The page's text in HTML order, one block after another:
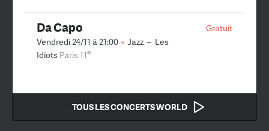
Gratuit
Da Capo
Vendredi 24/11 à 21:00 Jazz – Les
Idiots Paris 11e
TOUS LES CONCERTS WORLD